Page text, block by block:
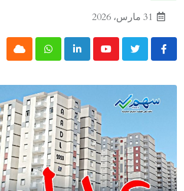
31 مارس، 2026
Youtube
LinkedIn
Whatsapp
Cloud